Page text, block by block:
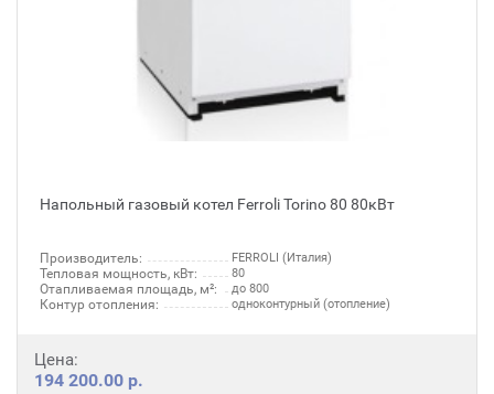
Напольный газовый котел Ferroli Torino 80 80кВт
Производитель: FERROLI (Италия)
Тепловая мощность, кВт: 80
Отапливаемая площадь, м²: до 800
Контур отопления: одноконтурный (отопление)
Цена:
194 200.00 р.